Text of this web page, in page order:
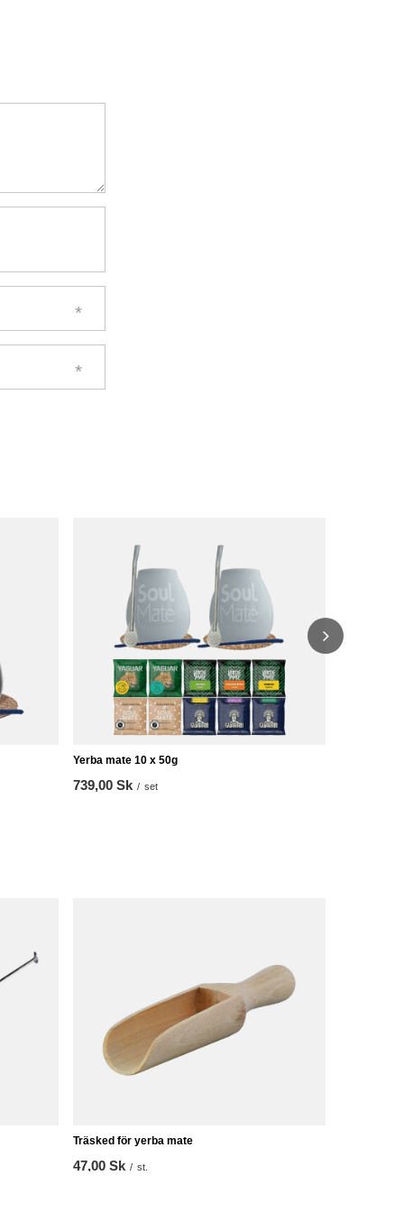
Yerba mate 10 x 50g
739,00 Sk / set
Träsked för yerba mate
47,00 Sk / st.